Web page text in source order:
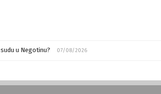
u Negotinu? 07/08/2026